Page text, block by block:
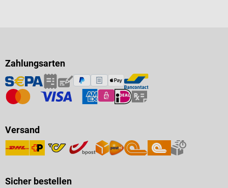
Zahlungsarten
Versand
Sicher bestellen